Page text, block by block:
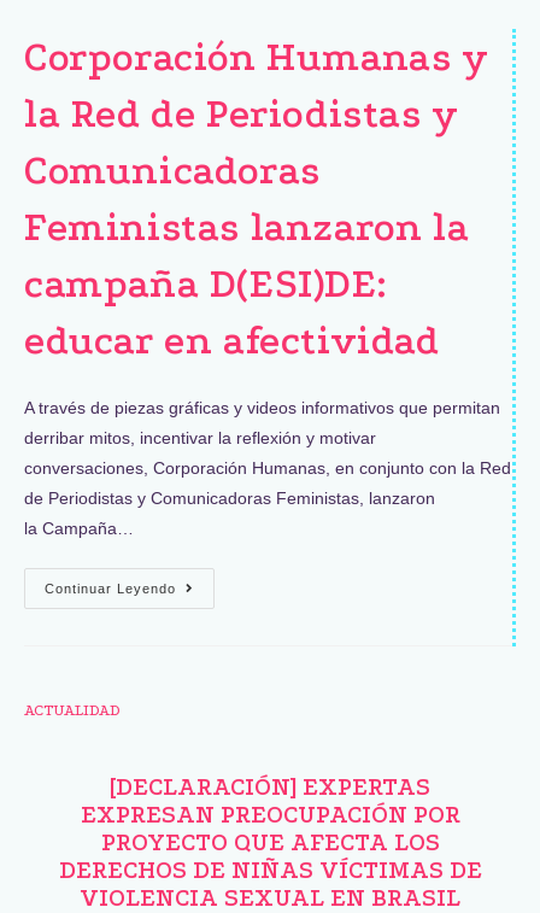
Corporación Humanas y
la Red de Periodistas y
Comunicadoras
Feministas lanzaron la
campaña D(ESI)DE:
educar en afectividad
A través de piezas gráficas y videos informativos que permitan
derribar mitos, incentivar la reflexión y motivar
conversaciones, Corporación Humanas, en conjunto con la Red
de Periodistas y Comunicadoras Feministas, lanzaron
la Campaña…
Continuar Leyendo
ACTUALIDAD
[DECLARACIÓN] EXPERTAS
EXPRESAN PREOCUPACIÓN POR
PROYECTO QUE AFECTA LOS
DERECHOS DE NIÑAS VÍCTIMAS DE
VIOLENCIA SEXUAL EN BRASIL